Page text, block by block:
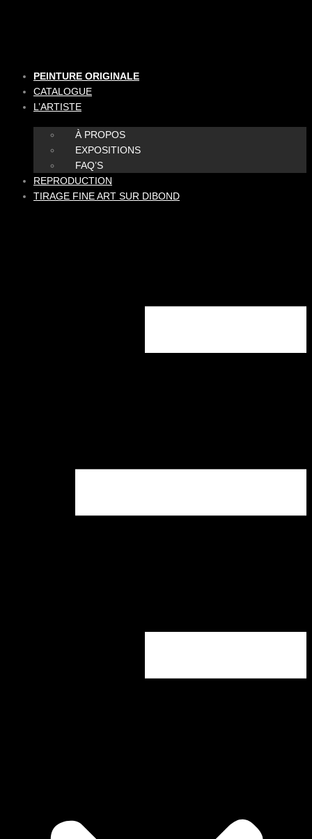
PEINTURE ORIGINALE
CATALOGUE
L’ARTISTE
À PROPOS
EXPOSITIONS
FAQ’S
REPRODUCTION
TIRAGE FINE ART SUR DIBOND